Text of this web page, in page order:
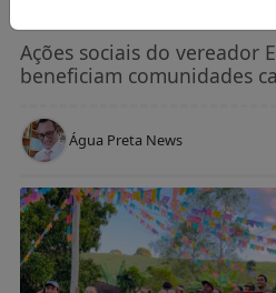
Ações sociais do vereador
beneficiam comunidades
Água Preta News